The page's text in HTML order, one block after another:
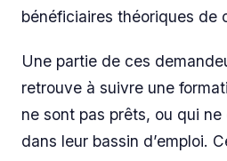
bénéficiaires théoriques de
Une partie de ces
retrouve à suivre une
ne sont pas prêts, ou qui
dans leur bassin d’emploi.